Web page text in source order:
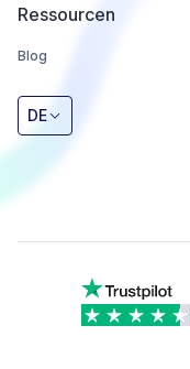
Ressourcen
Blog
DE